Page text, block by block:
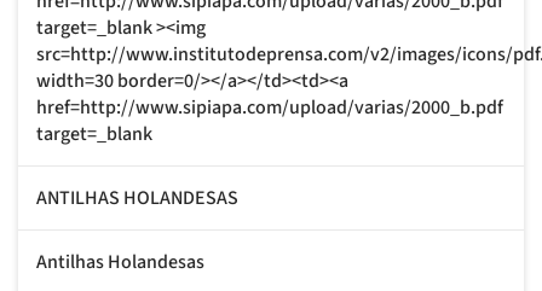
target=_blank ><img
src=http://www.institutodeprensa.com/v2/images/icons/
width=30 border=0/></a></td><td><a
href=http://www.sipiapa.com/upload/varias/2000_b.pdf
target=_blank
ANTILHAS HOLANDESAS
Antilhas Holandesas